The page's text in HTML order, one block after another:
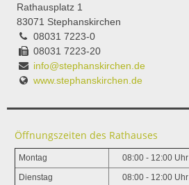
Rathausplatz 1
83071 Stephanskirchen
08031 7223-0
08031 7223-20
info@stephanskirchen.de
www.stephanskirchen.de
Öffnungszeiten des Rathauses
Montag 08:00 - 12:00 Uhr
Dienstag 08:00 - 12:00 Uhr